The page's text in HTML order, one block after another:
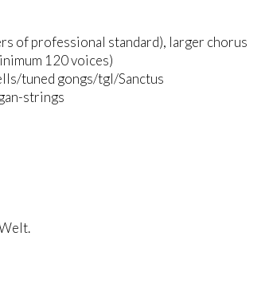
of professional standard), larger chorus
120 voices)
tuned gongs/tgl/Sanctus
strings